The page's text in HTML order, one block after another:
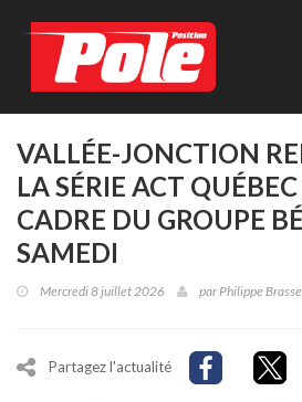
VALLÉE-JONCTION
LA SÉRIE ACT
CADRE DU GROUPE
SAMEDI
Mercredi 8 juillet 2026 parPhilippe
Partagez l'actualité